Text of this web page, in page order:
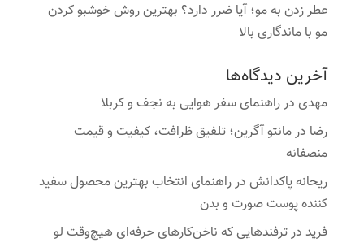
عطر زدن به مو؛ آیا ضرر دارد؟ بهترین روش خوشبو کردن
مو با ماندگاری بالا
آخرین دیدگاه‌ها
مهدیدرراهنمای سفر هوایی به نجف و کربلا
رضا درمانتو آگرین؛ تلفیق ظرافت، کیفیت و قیمت
منصفانه
ریحانه پاکدانشدرراهنمای انتخاب بهترین محصول سفید
کننده پوست صورت و بدن
فریددرترفندهایی که ناخن‌کارهای حرفه‌ای هیچ‌وقت لو